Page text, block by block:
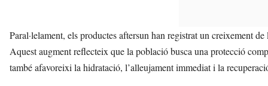
Paral·lelament, els productes aftersun han registrat un creixement
Aquest augment reflecteix que la població busca una protecció
també afavoreixi la hidratació, l’alleujament immediat i la